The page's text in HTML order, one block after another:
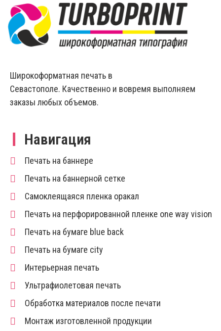
Широкоформатная печать в
Севастополе. Качественно и вовремя выполняем
заказы любых объемов.
Навигация
Печать на баннере
Печать на баннерной сетке
Самоклеящаяся пленка оракал
Печать на перфорированной пленке one way vision
Печать на бумаге blue back
Печать на бумаге city
Интерьерная печать
Ультрафиолетовая печать
Обработка материалов после печати
Монтаж изготовленной продукции